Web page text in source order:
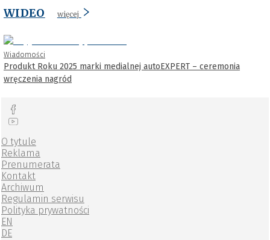
WIDEO więcej
Wiadomości
Produkt Roku 2025 marki medialnej autoEXPERT – ceremonia
wręczenia nagród
O tytule
Reklama
Prenumerata
Kontakt
Archiwum
Regulamin serwisu
Polityka prywatności
EN
DE